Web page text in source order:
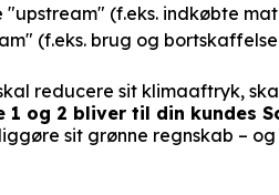
(f.eks. indkøbte
(f.eks. brug og
reducere sit klimaaftryk,
1 og 2 bliver til din kundes
sit grønne regnskab –